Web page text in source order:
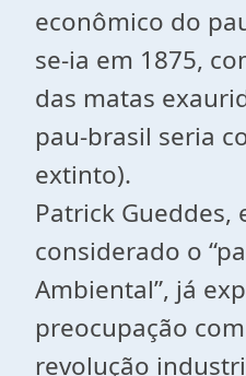
econômico do
se-ia em 1875,
das matas
pau-brasil seria
extinto).
Patrick Gueddes,
considerado o
Ambiental”, já
preocupação
revolução